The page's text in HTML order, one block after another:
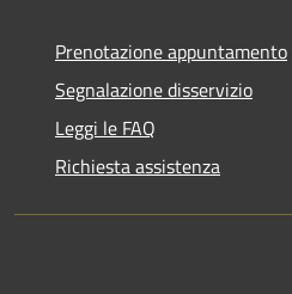
Prenotazione appuntamento
Segnalazione disservizio
Leggi le FAQ
Richiesta assistenza